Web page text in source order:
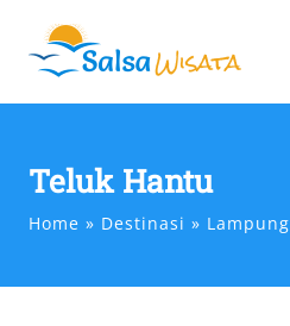
content
Teluk Hantu
Home Destinasi Lampung